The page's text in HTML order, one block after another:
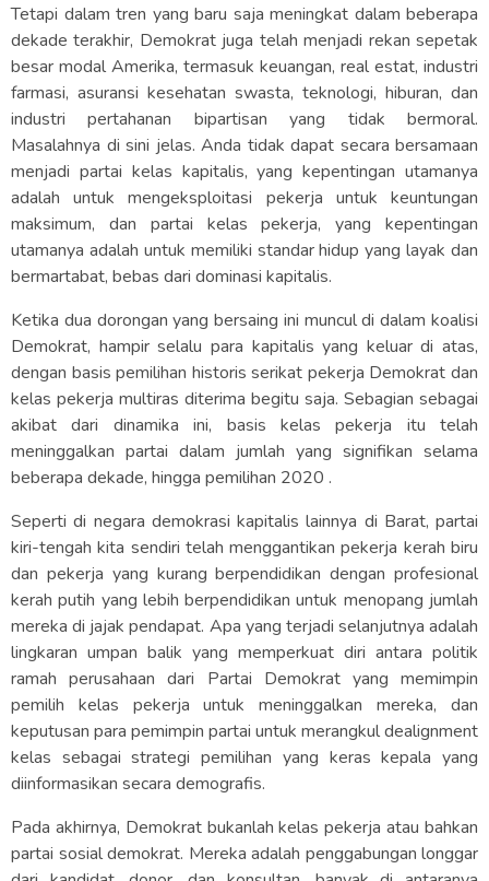
Tetapi dalam tren yang baru saja meningkat dalam beberapa
dekade terakhir, Demokrat juga telah menjadi rekan sepetak
besar modal Amerika, termasuk keuangan, real estat, industri
farmasi, asuransi kesehatan swasta, teknologi, hiburan, dan
industri pertahanan bipartisan yang tidak bermoral.
Masalahnya di sini jelas. Anda tidak dapat secara bersamaan
menjadi partai kelas kapitalis, yang kepentingan utamanya
adalah untuk mengeksploitasi pekerja untuk keuntungan
maksimum, dan partai kelas pekerja, yang kepentingan
utamanya adalah untuk memiliki standar hidup yang layak dan
bermartabat, bebas dari dominasi kapitalis.
Ketika dua dorongan yang bersaing ini muncul di dalam koalisi
Demokrat, hampir selalu para kapitalis yang keluar di atas,
dengan basis pemilihan historis serikat pekerja Demokrat dan
kelas pekerja multiras diterima begitu saja. Sebagian sebagai
akibat dari dinamika ini, basis kelas pekerja itu telah
meninggalkan partai dalam jumlah yang signifikan selama
beberapa dekade, hingga pemilihan 2020 .
Seperti di negara demokrasi kapitalis lainnya di Barat, partai
kiri-tengah kita sendiri telah menggantikan pekerja kerah biru
dan pekerja yang kurang berpendidikan dengan profesional
kerah putih yang lebih berpendidikan untuk menopang jumlah
mereka di jajak pendapat. Apa yang terjadi selanjutnya adalah
lingkaran umpan balik yang memperkuat diri antara politik
ramah perusahaan dari Partai Demokrat yang memimpin
pemilih kelas pekerja untuk meninggalkan mereka, dan
keputusan para pemimpin partai untuk merangkul dealignment
kelas sebagai strategi pemilihan yang keras kepala yang
diinformasikan secara demografis.
Pada akhirnya, Demokrat bukanlah kelas pekerja atau bahkan
partai sosial demokrat. Mereka adalah penggabungan longgar